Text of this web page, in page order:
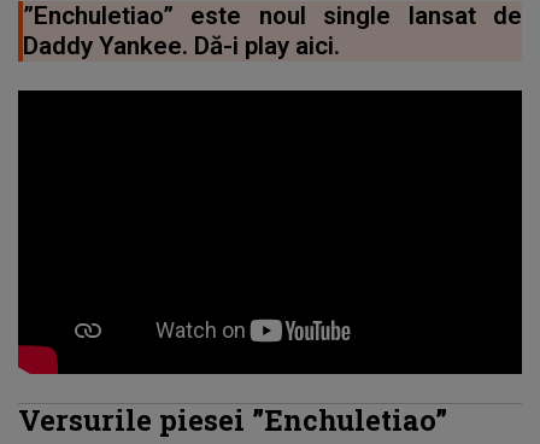
”Enchuletiao” este noul single lansat de
Daddy Yankee. Dă-i play aici.
Versurile piesei ”Enchuletiao”